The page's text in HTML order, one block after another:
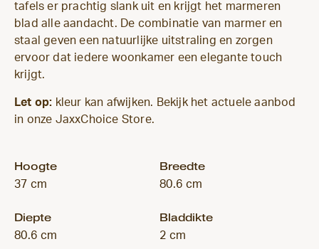
tafels er prachtig slank uit en krijgt het marmeren
blad alle aandacht. De combinatie van marmer en
staal geven een natuurlijke uitstraling en zorgen
ervoor dat iedere woonkamer een elegante touch
krijgt.
Let op: kleur kan afwijken. Bekijk het actuele aanbod
in onze JaxxChoice Store.
Hoogte
37 cm
Breedte
80.6 cm
Diepte
80.6 cm
Bladdikte
2 cm